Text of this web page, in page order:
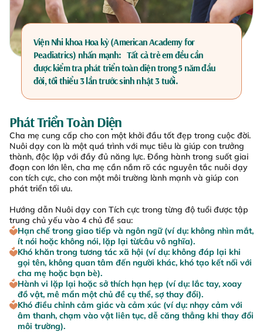
Viện Nhi khoa Hoa kỳ (American Academy for
Peadiatrics) nhấn mạnh: Tất cả trẻ em đều cần
được kiểm tra phát triển toàn diện trong 5 năm đầu
đời, tối thiểu 3 lần trước sinh nhật 3 tuổi.
Phát Triển Toàn Diện
Cha mẹ cung cấp cho con một khởi đầu tốt đẹp trong cuộc đời.
Nuôi dạy con là một quá trình với mục tiêu là giúp con trưởng
thành, độc lập với đầy đủ năng lực. Đồng hành trong suốt giai
đoạn con lớn lên, cha mẹ cần nắm rõ các nguyên tắc nuôi dạy
con tích cực, cho con một môi trường lành mạnh và giúp con
phát triển tối ưu.
Hướng dẫn Nuôi dạy con Tích cực trong từng độ tuổi được tập
trung chủ yếu vào 4 chủ đề sau:
Hạn chế trong giao tiếp và ngôn ngữ (ví dụ: không nhìn mắt,
ít nói hoặc không nói, lặp lại từ/câu vô nghĩa).
Khó khăn trong tương tác xã hội (ví dụ: không đáp lại khi
gọi tên, không quan tâm đến người khác, khó tạo kết nối với
cha mẹ hoặc bạn bè).
Hành vi lặp lại hoặc sở thích hạn hẹp (ví dụ: lắc tay, xoay
đồ vật, mê mẩn một chủ đề cụ thể, sợ thay đổi).
Khó điều chỉnh cảm giác và cảm xúc (ví dụ: nhạy cảm với
âm thanh, chạm vào vật liên tục, dễ căng thẳng khi thay đổi
môi trường).